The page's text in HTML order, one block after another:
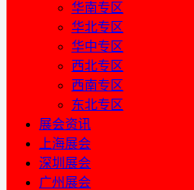
华南专区
华北专区
华中专区
西北专区
西南专区
东北专区
展会资讯
上海展会
深圳展会
广州展会